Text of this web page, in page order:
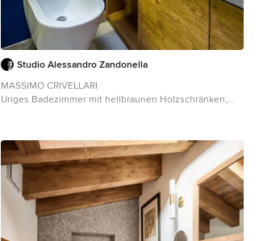
Studio Alessandro Zandonella
MASSIMO CRIVELLARI
Uriges Badezimmer mit hellbraunen Holzschränken,